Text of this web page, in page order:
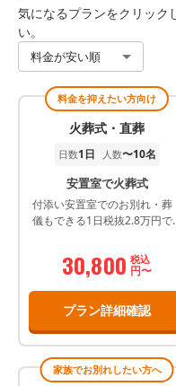
気になるプランをクリック
い。
料金が安い順
料金を抑えたい方向け
火葬式・直葬
日数1日 人数〜10名
安置室で火葬式
付添い安置室でのお別れ・葬
儀もできる1日税抜2.8万円で
そこから出棺もできます。 直
葬代+安置室代で合理的なお葬
30,800 税込
円〜
プラン詳細確認
家族でお別れしたい方へ